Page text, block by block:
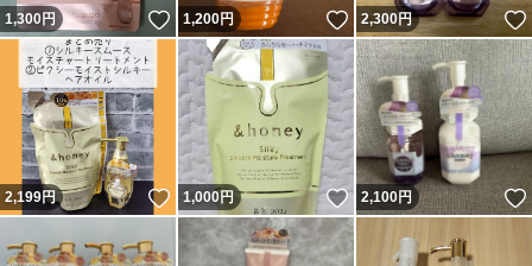
1,300円 いいね！
1,200円 いいね！
2,300円
2,199円 いいね！
1,000円 いいね！
2,100円